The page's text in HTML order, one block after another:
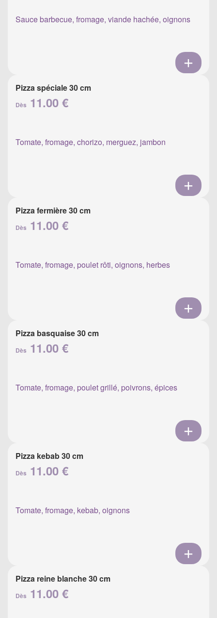
Sauce barbecue, fromage, viande hachée, oignons
Pizza spéciale 30 cm
Dès 11.00 €
Tomate, fromage, chorizo, merguez, jambon
Pizza fermière 30 cm
Dès 11.00 €
Tomate, fromage, poulet rôti, oignons, herbes
Pizza basquaise 30 cm
Dès 11.00 €
Tomate, fromage, poulet grillé, poivrons, épices
Pizza kebab 30 cm
Dès 11.00 €
Tomate, fromage, kebab, oignons
Pizza reine blanche 30 cm
Dès 11.00 €